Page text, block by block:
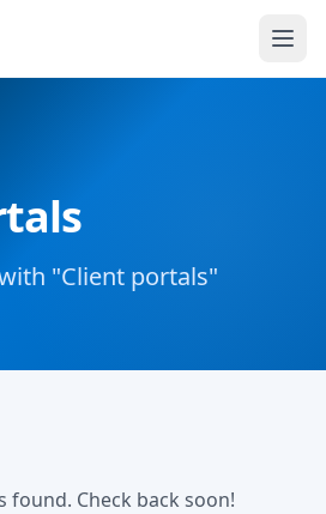
"Client portals"
found. Check back soon!